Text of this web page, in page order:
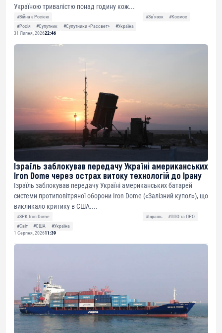
Україною тривалістю понад годину кож...
#Війна з Росією #Звʼязок
#Космос
#Росія
#Супутник #Супутники «Рассвет»
#Україна
31 Липня, 202622:46
Ізраїль заблокував передачу Україні американських
Iron Dome через острах витоку технологій до Ірану
Ізраїль заблокував передачу Україні американських батарей
системи протиповітряної оборони Iron Dome («Залізний купол»), що
викликало критику в США....
#ЗРК Iron Dome #Ізраїль
#ППО та ПРО
#Світ
#США
#Україна
1 Серпня, 202611:39